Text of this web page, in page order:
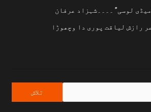
لوسی” ۔۔۔۔شہزاد عرفان
رازش لیاقت پوری دا وچھوڑا